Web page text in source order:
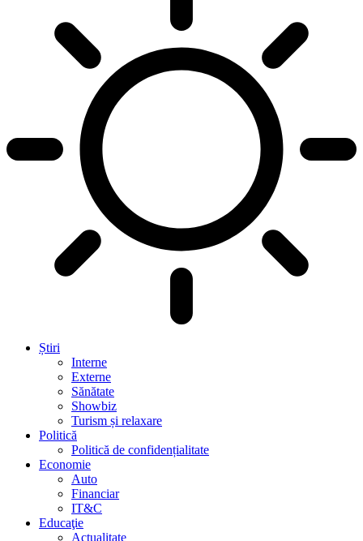
Știri
Interne
Externe
Sănătate
Showbiz
Turism și relaxare
Politică
Politică de confidențialitate
Economie
Auto
Financiar
IT&C
Educaţie
Actualitate